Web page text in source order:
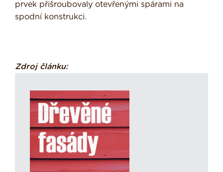
prvek přišroubovaly otevřenými spárami na
spodní konstrukci.
Zdroj článku: